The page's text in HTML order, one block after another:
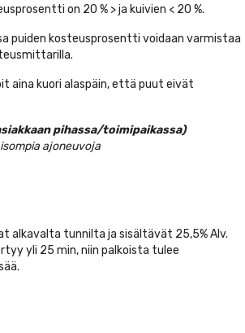
on 20 % > ja kuivien < 20 %.
puiden kosteusprosentti voidaan varmistaa
aina kuori alaspäin, että puut eivät
pihassa/toimipaikassa)
ajoneuvoja
alkavalta tunnilta ja sisältävät 25,5% Alv.
yli 25 min, niin palkoista tulee